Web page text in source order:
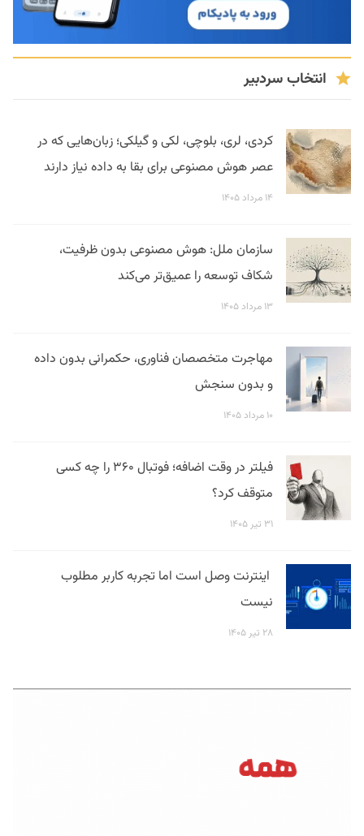
انتخاب سردبیر
کردی، لری، بلوچی، لکی و گیلکی؛ زبان‌هایی که در
عصر هوش مصنوعی برای بقا به داده نیاز دارند
۱۴ مرداد ۱۴۰۵
سازمان ملل: هوش مصنوعی بدون ظرفیت،
شکاف توسعه را عمیق‌تر می‌کند
۱۳ مرداد ۱۴۰۵
مهاجرت متخصصان فناوری، حکمرانی بدون داده
و بدون سنجش
۱۰ مرداد ۱۴۰۵
فیلتر در وقت اضافه؛ فوتبال ۳۶۰ را چه کسی
متوقف کرد؟
۳۱ تیر ۱۴۰۵
اینترنت وصل است اما تجربه کاربر مطلوب
نیست
۲۸ تیر ۱۴۰۵